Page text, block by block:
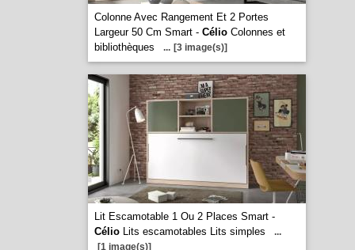
Colonne Avec Rangement Et 2 Portes
Largeur 50 Cm Smart - CélioColonnes et
bibliothèques
... [3 image(s)]
Lit Escamotable 1 Ou 2 Places Smart -
CélioLits escamotables Lits simples
...
[1 image(s)]